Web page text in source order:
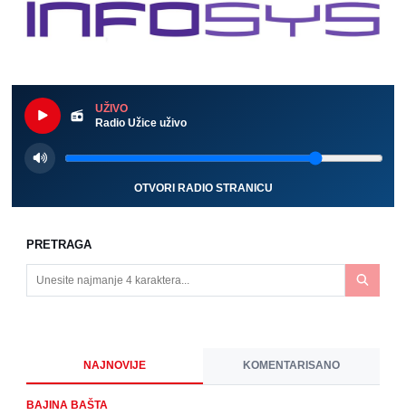
UŽIVO
Radio Užice uživo
OTVORI RADIO STRANICU
PRETRAGA
NAJNOVIJE KOMENTARISANO
BAJINA BAŠTA